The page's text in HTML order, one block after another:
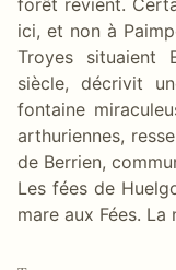
forêt revient.
ici, et non à
Troyes situaient
siècle, décrivit
fontaine
arthuriennes,
de Berrien,
Les fées de
mare aux Fées.